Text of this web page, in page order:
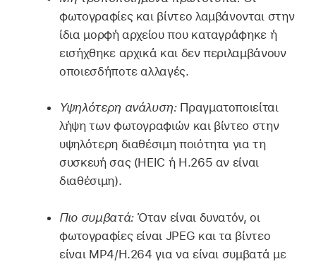
φωτογραφίες και βίντεο λαμβάνονται στην
ίδια μορφή αρχείου που καταγράφηκε ή
εισήχθηκε αρχικά και δεν περιλαμβάνουν
οποιεσδήποτε αλλαγές.
Υψηλότερη ανάλυση: Πραγματοποιείται
λήψη των φωτογραφιών και βίντεο στην
υψηλότερη διαθέσιμη ποιότητα για τη
συσκευή σας (HEIC ή H.265 αν είναι
διαθέσιμη).
Πιο συμβατά: Όταν είναι δυνατόν, οι
φωτογραφίες είναι JPEG και τα βίντεο
είναι MP4/H.264 για να είναι συμβατά με